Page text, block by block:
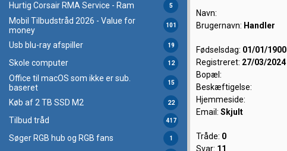
Hurtig Corsair RMA Service - Ram 5
Mobil Tilbudstråd 2026 - Value for
money
101
Usb blu-ray afspiller 19
Skole computer 12
Office til macOS som ikke er sub.
baseret
15
Køb af 2 TB SSD M2 22
Tilbud tråd 417
Søger RGB hub og RGB fans 1
Navn:
Brugernavn: Handler
Fødselsdag: 01/01/1900
Registreret: 27/03/2024
Bopæl:
Beskæftigelse:
Hjemmeside:
Email: Skjult
Tråde: 0
Svar: 11